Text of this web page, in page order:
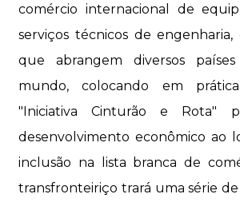
comércio internacional de
serviços técnicos de engenharia,
que abrangem diversos
mundo, colocando em
"Iniciativa Cinturão e Rota"
desenvolvimento econômico ao
inclusão na lista branca de
transfronteiriço trará uma série